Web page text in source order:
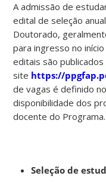
A admissão de
edital de seleção
Doutorado,
para ingresso no
editais são publicados
site https://
de vagas é definido
disponibilidade dos
docente do Programa.
Seleção de